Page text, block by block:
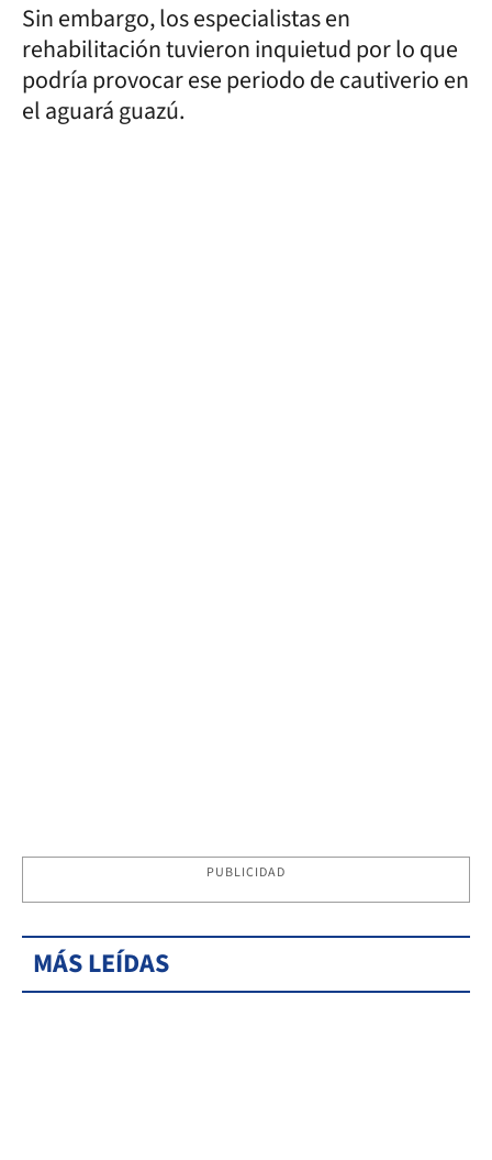
Sin embargo, los especialistas en
rehabilitación tuvieron inquietud por lo que
podría provocar ese periodo de cautiverio en
el aguará guazú.
PUBLICIDAD
MÁS LEÍDAS